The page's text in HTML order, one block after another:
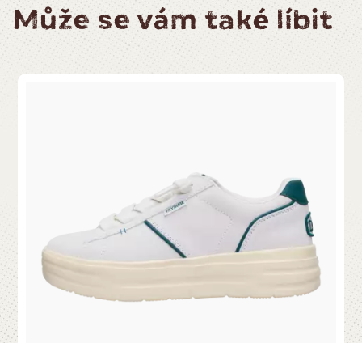
Může se vám také líbit